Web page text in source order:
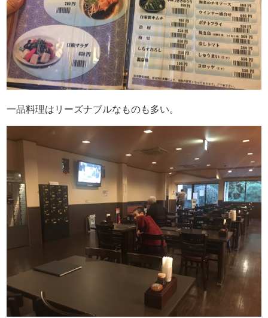
一品料理はリーズナブルなものも多い。